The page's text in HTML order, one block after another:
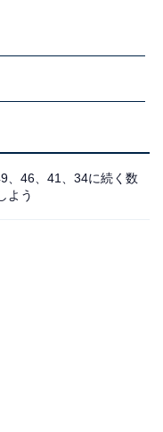
、46、41、34に続く数
よう